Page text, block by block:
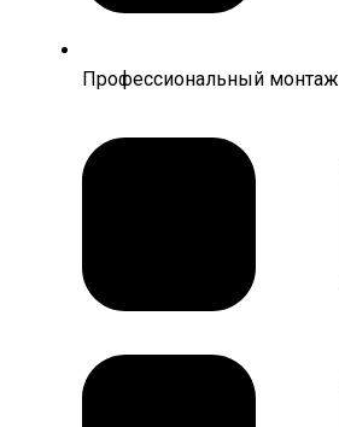
Профессиональный монтаж